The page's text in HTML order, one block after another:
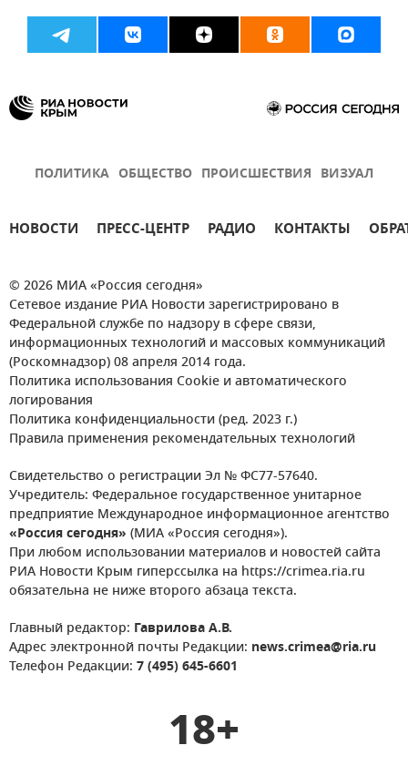
ПОЛИТИКА ОБЩЕСТВО ПРОИСШЕСТВИЯ ВИЗУАЛ
НОВОСТИ ПРЕСС-ЦЕНТР РАДИО КОНТАКТЫ
© 2026 МИА «Россия сегодня»
Сетевое издание РИА Новости зарегистрировано в
Федеральной службе по надзору в сфере связи,
информационных технологий и массовых коммуникаций
(Роскомнадзор) 08 апреля 2014 года.
Политика использования Cookie и автоматического
логирования
Политика конфиденциальности (ред. 2023 г.)
Правила применения рекомендательных технологий
Свидетельство о регистрации Эл № ФС77-57640.
Учредитель: Федеральное государственное унитарное
предприятие Международное информационное агентство
«Россия сегодня» (МИА «Россия сегодня»).
При любом использовании материалов и новостей сайта
РИА Новости Крым гиперссылка на https://crimea.ria.ru
обязательна не ниже второго абзаца текста.
Главный редактор: Гаврилова А.В.
Адрес электронной почты Редакции: news.crimea@ria.ru
Телефон Редакции: 7 (495) 645-6601
18+